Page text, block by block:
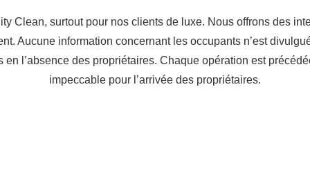
Clean, surtout pour nos clients de luxe. Nous offrons des
Aucune information concernant les occupants n’est
l’absence des propriétaires. Chaque opération est
impeccable pour l’arrivée des propriétaires.